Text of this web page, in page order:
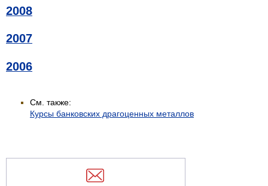
2008
2007
2006
См. также:
Курсы банковских драгоценных металлов